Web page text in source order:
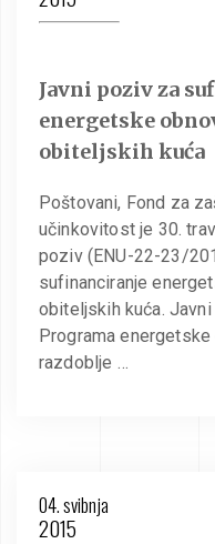
Javni poziv za
energetske
obiteljskih kuća
Poštovani, Fond za
učinkovitost je 30.
poziv (ENU-22-23/
sufinanciranje
obiteljskih kuća.
Programa
razdoblje …
04. svibnja
2015